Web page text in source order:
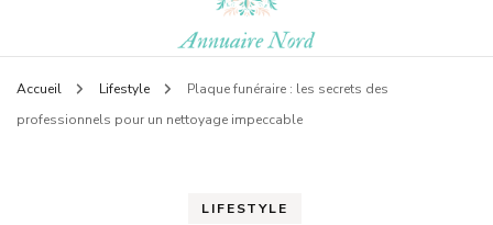
Annuaire nord
Le blog d'une ch'ti du nord
Accueil Lifestyle
Plaque funéraire : les secrets des
professionnels pour un nettoyage impeccable
LIFESTYLE